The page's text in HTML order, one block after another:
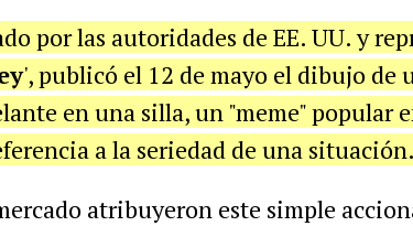
por las autoridades de EE. UU. y
', publicó el 12 de mayo el dibujo de
en una silla, un "meme" popular
a la seriedad de una situación.
atribuyeron este simple